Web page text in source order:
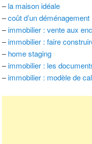
–la maison idéale
–coût d’un déménagement
–immobilier : vente aux
–immobilier : faire
–home staging
–immobilier : les
–immobilier : modèle de